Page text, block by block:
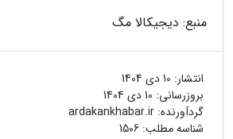
منبع: دیجیکالا مگ
انتشار: 10 دی 1404
بروزرسانی: 10 دی 1404
گردآورنده: ardakankhabar.ir
شناسه مطلب: 1506